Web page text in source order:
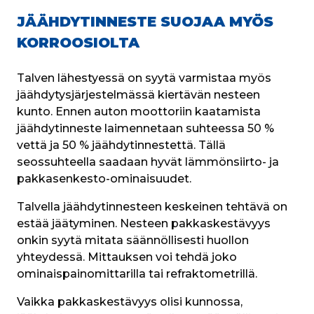
JÄÄHDYTINNESTE SUOJAA MYÖS
KORROOSIOLTA
Talven lähestyessä on syytä varmistaa myös
jäähdytysjärjestelmässä kiertävän nesteen
kunto. Ennen auton moottoriin kaatamista
jäähdytinneste laimennetaan suhteessa 50 %
vettä ja 50 % jäähdytinnestettä. Tällä
seossuhteella saadaan hyvät lämmönsiirto- ja
pakkasenkesto-ominaisuudet.
Talvella jäähdytinnesteen keskeinen tehtävä on
estää jäätyminen. Nesteen pakkaskestävyys
onkin syytä mitata säännöllisesti huollon
yhteydessä. Mittauksen voi tehdä joko
ominaispainomittarilla tai refraktometrillä.
Vaikka pakkaskestävyys olisi kunnossa,